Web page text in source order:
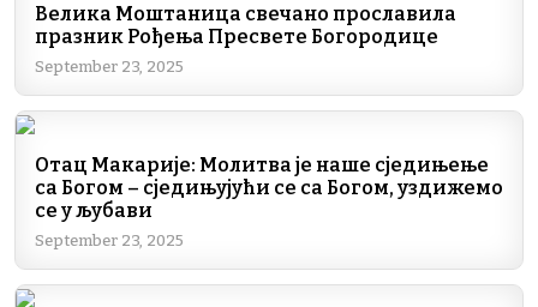
Велика Моштаница свечано прославила
празник Рођења Пресвете Богородице
September 23, 2025
Отац Макарије: Молитва је наше сједињење
са Богом – сједињујући се са Богом, уздижемо
се у љубави
September 23, 2025